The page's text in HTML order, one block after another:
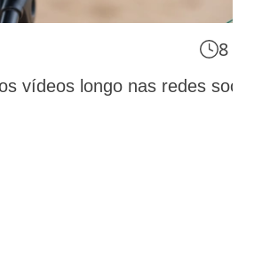
8
vídeos longo nas redes